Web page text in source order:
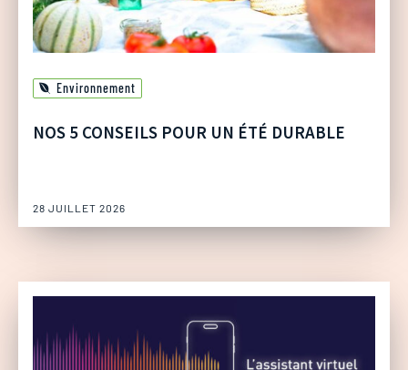
Environnement
NOS 5 CONSEILS POUR UN ÉTÉ DURABLE
28 JUILLET 2026